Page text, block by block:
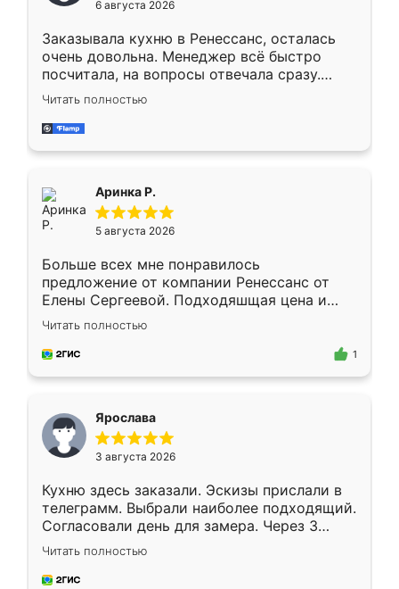
мебели буду заказывать только здесь.
6 августа 2026
Заказывала кухню в Ренессанс, осталась
очень довольна. Менеджер всё быстро
посчитала, на вопросы отвечала сразу.
Замерщик приехал в субботу, подошёл к
делу со всей ответственностью. Собрали
за день, ребята работали аккуратно, даже
Читать полностью
Аринка Р.
5 августа 2026
Больше всех мне понравилось
предложение от компании Ренессанс от
Елены Сергеевой. Подходяшщая цена и
короткие сроки изготовления. Приехавший
для замера сотрудник Владислав
предложил по моему эскизу самый
Читать полностью
1
Ярослава
3 августа 2026
Кухню здесь заказали. Эскизы прислали в
телеграмм. Выбрали наиболее подходящий.
Согласовали день для замера. Через 3
недели кухня была уже готова. Остались
довольны работой. Спасибо Ренессанс
мебель за качественную работу!
Читать полностью